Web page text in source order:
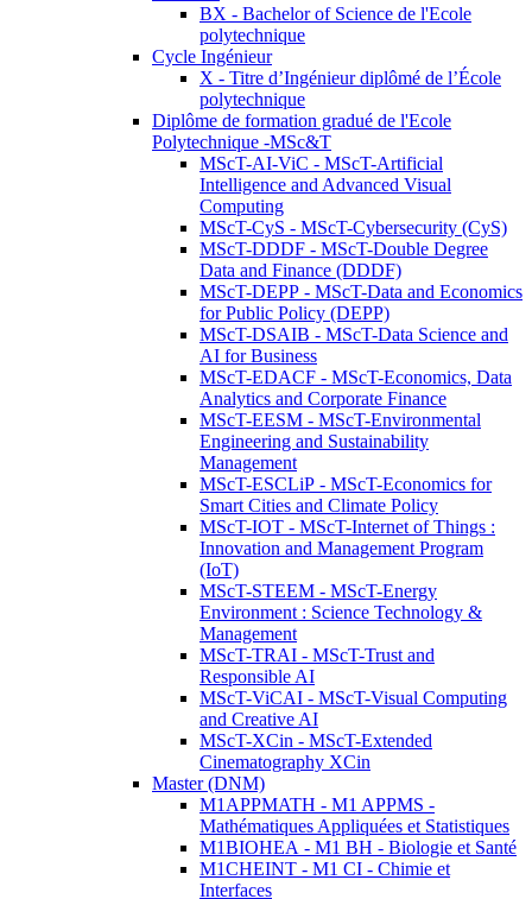
BX - Bachelor of Science de l'Ecole
polytechnique
Cycle Ingénieur
X - Titre d’Ingénieur diplômé de l’École
polytechnique
Diplôme de formation gradué de l'Ecole
Polytechnique -MSc&T
MScT-AI-ViC - MScT-Artificial
Intelligence and Advanced Visual
Computing
MScT-CyS - MScT-Cybersecurity (CyS)
MScT-DDDF - MScT-Double Degree
Data and Finance (DDDF)
MScT-DEPP - MScT-Data and Economics
for Public Policy (DEPP)
MScT-DSAIB - MScT-Data Science and
AI for Business
MScT-EDACF - MScT-Economics, Data
Analytics and Corporate Finance
MScT-EESM - MScT-Environmental
Engineering and Sustainability
Management
MScT-ESCLiP - MScT-Economics for
Smart Cities and Climate Policy
MScT-IOT - MScT-Internet of Things :
Innovation and Management Program
(IoT)
MScT-STEEM - MScT-Energy
Environment : Science Technology &
Management
MScT-TRAI - MScT-Trust and
Responsible AI
MScT-ViCAI - MScT-Visual Computing
and Creative AI
MScT-XCin - MScT-Extended
Cinematography XCin
Master (DNM)
M1APPMATH - M1 APPMS -
Mathématiques Appliquées et Statistiques
M1BIOHEA - M1 BH - Biologie et Santé
M1CHEINT - M1 CI - Chimie et
Interfaces